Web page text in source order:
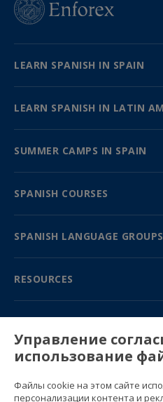
LEARN SPANISH IN SPAIN
LEARN SPANISH IN LATIN
SUMMER CAMPS IN SPAIN
SPANISH COURSES
SPANISH LANGUAGE GROUPS
RESOURCES
TRAVEL GUIDE
PARTNERS
Contact us
Управление
использование
Файлы cookie на этом сайте
персонализации контента и